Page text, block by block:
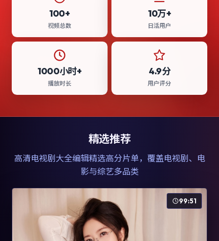
100+
视频总数
10万+
日活用户
1000小时+
播放时长
4.9分
用户评分
精选推荐
高清电视剧大全编辑精选高分片单，覆盖电视剧、电
影与综艺多品类
99:51